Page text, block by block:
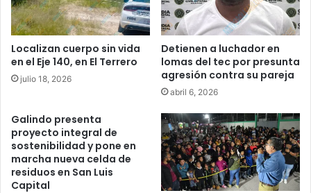
Localizan cuerpo sin vida
en el Eje 140, en El Terrero
julio 18, 2026
Detienen a luchador en
lomas del tec por presunta
agresión contra su pareja
abril 6, 2026
Galindo presenta
proyecto integral de
sostenibilidad y pone en
marcha nueva celda de
residuos en San Luis
Capital